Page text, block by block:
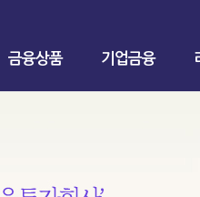
금융상품 기업금융